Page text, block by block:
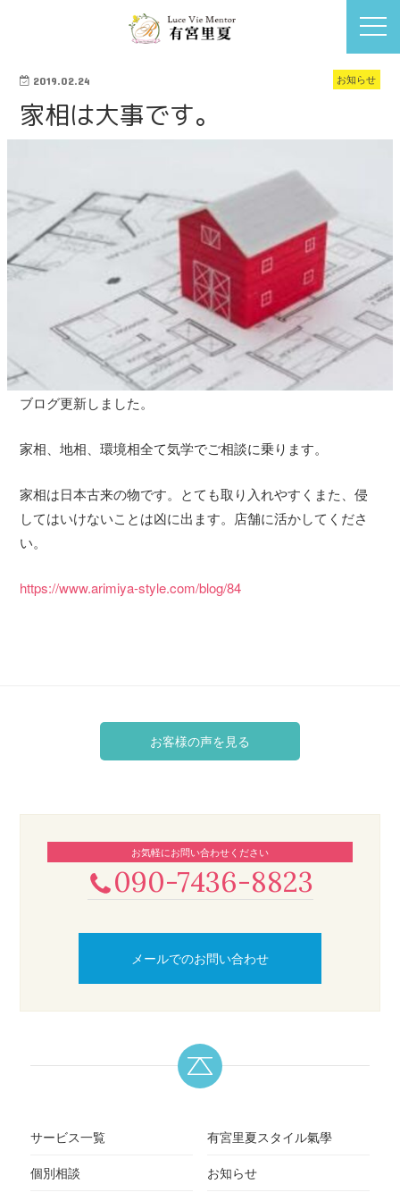
お知らせ
2019.02.24
家相は大事です。
ブログ更新しました。
家相、地相、環境相全て気学でご相談に乗ります。
家相は日本古来の物です。とても取り入れやすくまた、侵
してはいけないことは凶に出ます。店舗に活かしてくださ
い。
https://www.arimiya-style.com/blog/84
お客様の声を見る
お気軽にお問い合わせください
090-7436-8823
メールでのお問い合わせ
サービス一覧
個別相談
有宮里夏スタイル氣學
お知らせ